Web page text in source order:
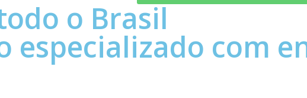
o Brasil
especializado com